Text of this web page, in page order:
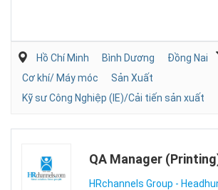
Hồ Chí Minh Bình Dương
Đồng Nai
Cơ khí/ Máy móc
Sản Xuất
Kỹ sư Công Nghiệp (IE)/Cải tiến sản xuất
QA Manager
HRchannels Group -